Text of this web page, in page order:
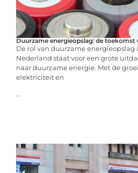
Duurzame energieopslag: de toekomst
De rol van duurzame energieopslag
Nederland staat voor een grote
naar duurzame energie. Met de
elektriciteit en
...